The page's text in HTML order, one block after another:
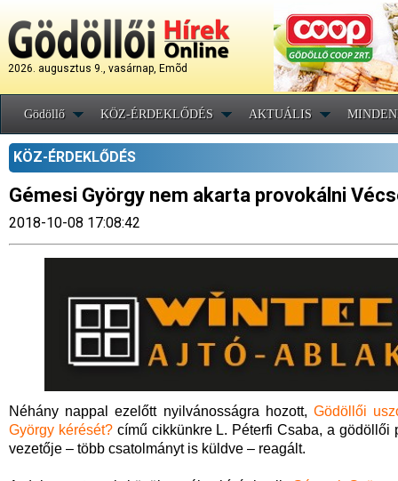
2026. augusztus 9., vasárnap, Emõd
Gödöllő KÖZ-ÉRDEKLŐDÉS AKTUÁLIS
KÖZ-ÉRDEKLŐDÉS
Gémesi György nem akarta provokálni
2018-10-08 17:08:42
Néhány nappal ezelőtt nyilvánosságra hozott, Gödöllői
György kérését?című cikkünkre L. Péterfi Csaba, a gödöllői
vezetője – több csatolmányt is küldve – reagált.